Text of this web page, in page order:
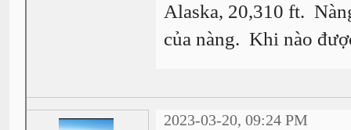
Alaska, 20,310 ft.
của nàng. Khi nào
2023-03-20, 09:24 PM